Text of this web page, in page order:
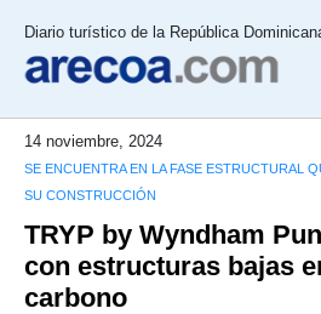
Diario turístico de la República
14 noviembre, 2024
SE ENCUENTRA EN LA FASE ESTRUCTURAL
SU CONSTRUCCIÓN
TRYP by Wyndham
con estructuras bajas
carbono